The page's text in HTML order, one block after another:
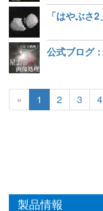
« 1 2 3 4
製品情報